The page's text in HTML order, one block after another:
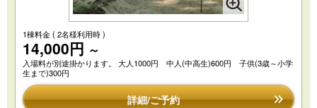
1棟料金( 2名様利用時 )
14,000円 ～
入場料が別途掛かります。 大人1000円 中人(中高生)600円 子供(3歳～小学
生まで)300円
詳細/ご予約